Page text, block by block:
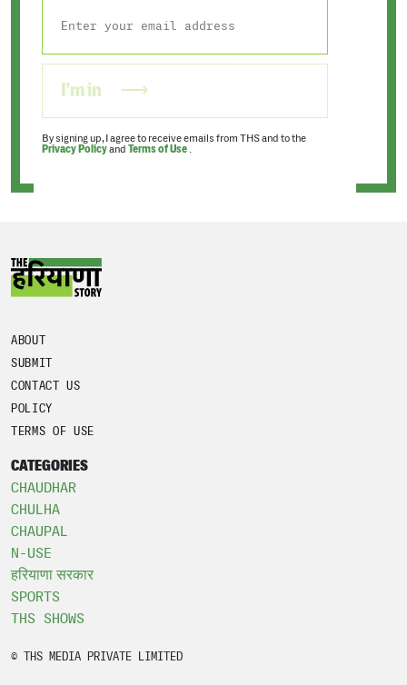
I'm in
By signing up, I agree to receive emails from THS and to the
Privacy Policyand Terms of Use .
ABOUT
SUBMIT
CONTACT US
POLICY
TERMS OF USE
CATEGORIES
CHAUDHAR
CHULHA
CHAUPAL
N-USE
हरियाणा सरकार
SPORTS
THS SHOWS
© THS MEDIA PRIVATE LIMITED